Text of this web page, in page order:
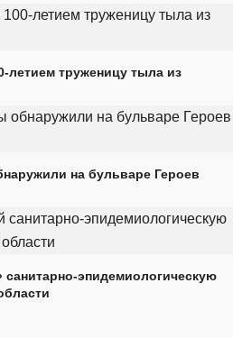
летием труженицу тыла из
на бульваре Героев
эпидемиологическую